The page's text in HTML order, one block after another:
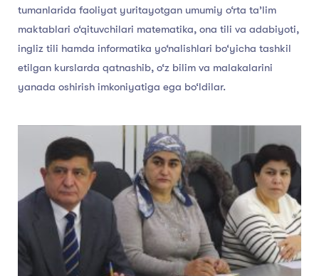
tumanlarida faoliyat yuritayotgan umumiy o‘rta ta’lim
maktablari o‘qituvchilari matematika, ona tili va adabiyoti,
ingliz tili hamda informatika yo‘nalishlari bo‘yicha tashkil
etilgan kurslarda qatnashib, o‘z bilim va malakalarini
yanada oshirish imkoniyatiga ega bo‘ldilar.